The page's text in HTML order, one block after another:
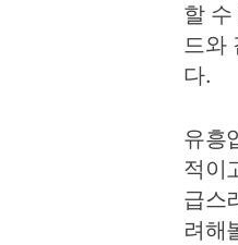
할
드와
다.
유흥
적이
급스
려해